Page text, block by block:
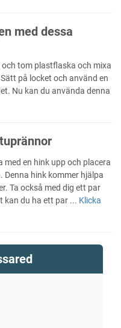
med dessa
och tom plastflaska och mixa
på locket och använd en
Nu kan du använda denna
en hink upp och placera
Denna hink kommer hjälpa
Ta också med dig ett par
du ha ett par ... Klicka